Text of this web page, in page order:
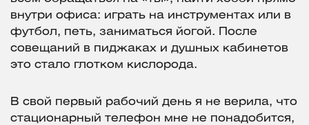
внутри офиса: играть на инструментах или в
футбол, петь, заниматься йогой. После
совещаний в пиджаках и душных кабинетов
это стало глотком кислорода.
В свой первый рабочий день я не верила, что
стационарный телефон мне не понадобится,